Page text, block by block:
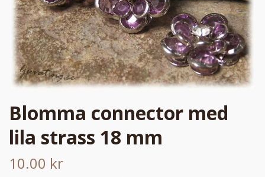
Blomma connector med
lila strass 18 mm
10.00 kr